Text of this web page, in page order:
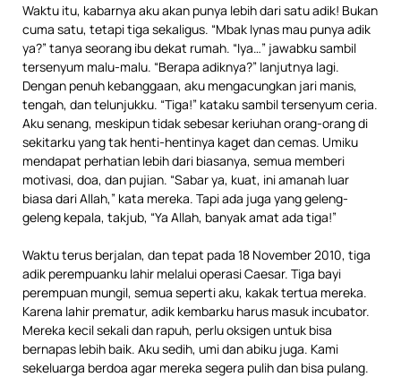
Waktu itu, kabarnya aku akan punya lebih dari satu adik! Bukan
cuma satu, tetapi tiga sekaligus. “Mbak Iynas mau punya adik
ya?” tanya seorang ibu dekat rumah. “Iya…” jawabku sambil
tersenyum malu-malu. “Berapa adiknya?” lanjutnya lagi.
Dengan penuh kebanggaan, aku mengacungkan jari manis,
tengah, dan telunjukku. “Tiga!” kataku sambil tersenyum ceria.
Aku senang, meskipun tidak sebesar keriuhan orang-orang di
sekitarku yang tak henti-hentinya kaget dan cemas. Umiku
mendapat perhatian lebih dari biasanya, semua memberi
motivasi, doa, dan pujian. “Sabar ya, kuat, ini amanah luar
biasa dari Allah,” kata mereka. Tapi ada juga yang geleng-
geleng kepala, takjub, “Ya Allah, banyak amat ada tiga!”
Waktu terus berjalan, dan tepat pada 18 November 2010, tiga
adik perempuanku lahir melalui operasi Caesar. Tiga bayi
perempuan mungil, semua seperti aku, kakak tertua mereka.
Karena lahir prematur, adik kembarku harus masuk incubator.
Mereka kecil sekali dan rapuh, perlu oksigen untuk bisa
bernapas lebih baik. Aku sedih, umi dan abiku juga. Kami
sekeluarga berdoa agar mereka segera pulih dan bisa pulang.